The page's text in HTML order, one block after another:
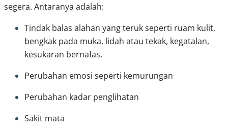
segera. Antaranya adalah:
Tindak balas alahan yang teruk seperti ruam kulit,
bengkak pada muka, lidah atau tekak, kegatalan,
kesukaran bernafas.
Perubahan emosi seperti kemurungan
Perubahan kadar penglihatan
Sakit mata